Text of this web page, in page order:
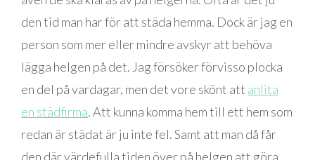
den tid man har för att städa hemma. Dock är jag en
person som mer eller mindre avskyr att behöva
lägga helgen på det. Jag försöker förvisso plocka
en del på vardagar, men det vore skönt att anlita
en städfirma. Att kunna komma hem till ett hem som
redan är städat är ju inte fel. Samt att man då får
den där värdefulla tiden över på helgen att göra